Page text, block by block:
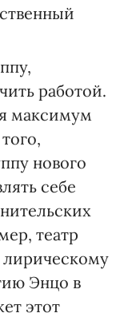
работой.
максимум
нового
себе
театр
Энцо в
этот